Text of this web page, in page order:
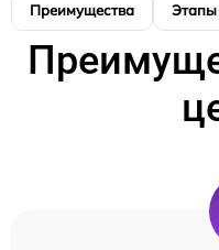
Преимущества Этапы